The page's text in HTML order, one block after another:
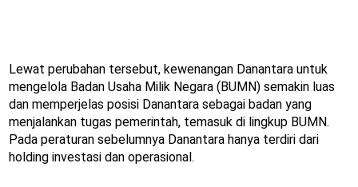
Lewat perubahan tersebut, kewenangan Danantara untuk
mengelola Badan Usaha Milik Negara (BUMN) semakin luas
dan memperjelas posisi Danantara sebagai badan yang
menjalankan tugas pemerintah, temasuk di lingkup BUMN.
Pada peraturan sebelumnya Danantara hanya terdiri dari
holding investasi dan operasional.